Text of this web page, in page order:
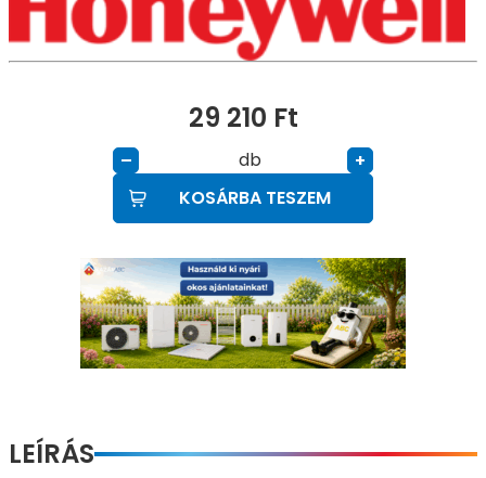
29 210 Ft
– db
+
KOSÁRBA TESZEM
LEÍRÁS